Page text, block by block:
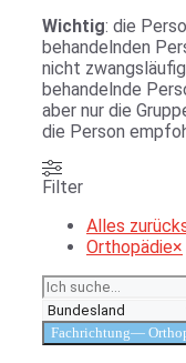
Wichtig: die
behandelnden
nicht
behandelnde
aber nur die
die Person
Filter
Alles
Orthopädie×
Suchen
Fachrichtung—